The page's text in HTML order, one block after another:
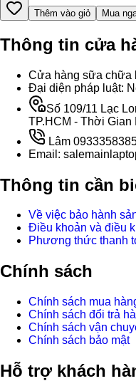
Thêm vào giỏ Mua
Thông tin cửa
Cửa hàng sữa chữa
Đại diện pháp luật:
Số 109/11 Lạc
TP.HCM - Thời Gian
Lâm
Email:
Thông tin cần
Về việc bảo hành
Điều khoản và điều
Phương thức thanh
Chính sách
Chính sách mua
Chính sách đổi trả
Chính sách vận
Chính sách bảo mật
Hỗ trợ khách